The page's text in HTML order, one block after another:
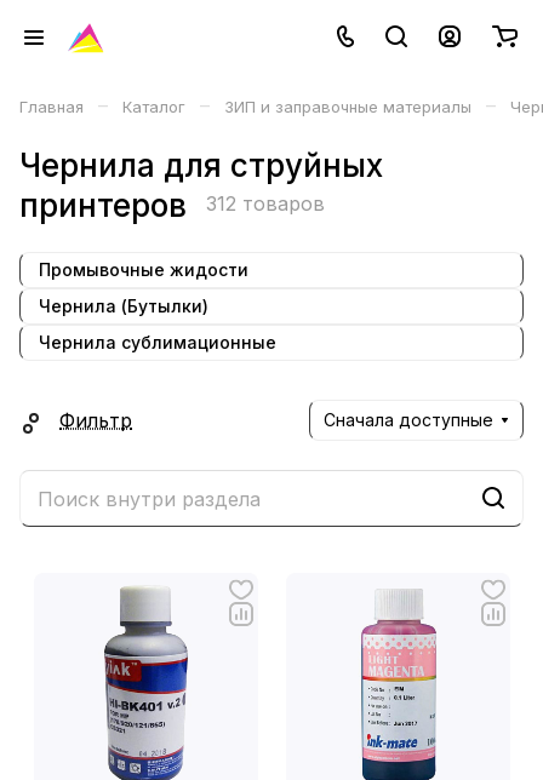
Главная – Каталог – ЗИП и заправочные материалы –
Чернила для струйных
принтеров
312 товаров
Промывочные жидости
Чернила (Бутылки)
Чернила сублимационные
Фильтр Сначала доступные